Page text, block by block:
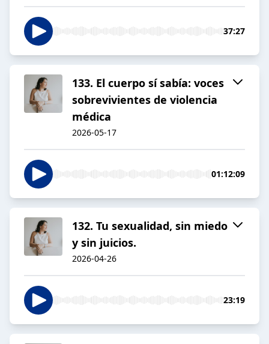
37:27
133. El cuerpo sí sabía: voces
sobrevivientes de violencia
médica
2026-05-17
01:12:09
132. Tu sexualidad, sin miedo
y sin juicios.
2026-04-26
23:19